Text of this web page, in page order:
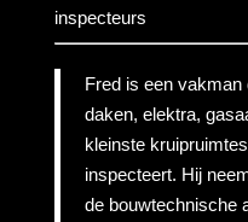
inspecteurs
Fred is een
daken, elektra,
kleinste
inspecteert. Hij
de bouwtechnische